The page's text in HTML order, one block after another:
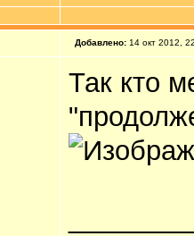
Добавлено: 14 окт 2012,
Так кто